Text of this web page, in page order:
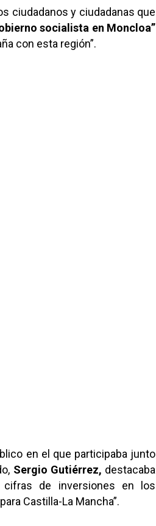
ciudadanos y ciudadanas que
socialista en Moncloa”
con esta región”.
en el que participaba junto
Sergio Gutiérrez, destacaba
cifras de inversiones en los
Castilla-La Mancha”.